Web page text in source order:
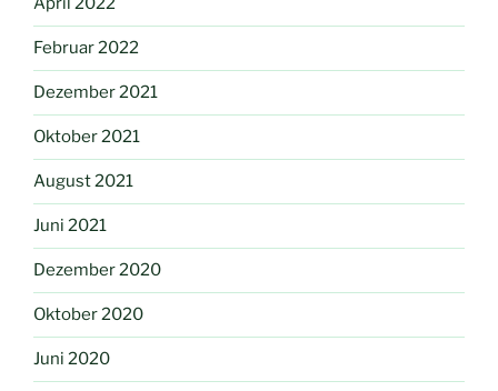
Februar 2022
Dezember 2021
Oktober 2021
August 2021
Juni 2021
Dezember 2020
Oktober 2020
Juni 2020